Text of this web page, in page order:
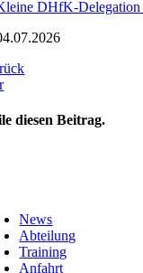
DHfK-Delegation
diesen Beitrag.
News
Abteilung
Training
Anfahrt